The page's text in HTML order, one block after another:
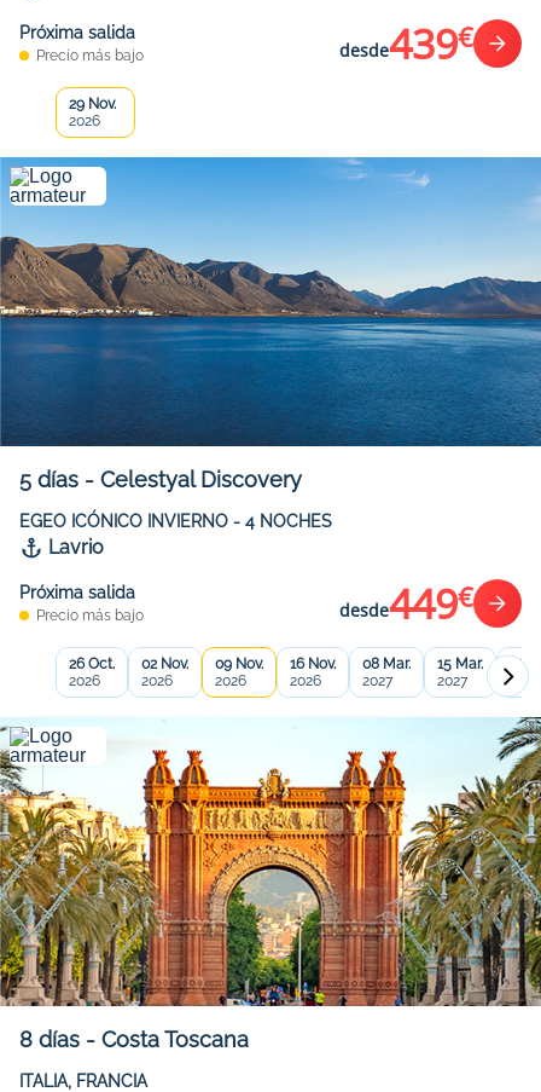
Próxima salida
Precio más bajo desde439€
29 Nov.
2026
5 días - Celestyal Discovery
EGEO ICÓNICO INVIERNO - 4 NOCHES
Lavrio
Próxima salida
Precio más bajo desde449€
26 Oct.
2026
02 Nov.
2026
09 Nov.
2026
16 Nov.
2026
08 Mar.
2027
15 Mar.
2027
22
2027
8 días - Costa Toscana
ITALIA, FRANCIA